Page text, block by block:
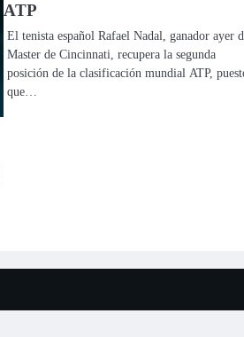
ATP
El tenista español Rafael Nadal, ganador ayer
Master de Cincinnati, recupera la segunda
posición de la clasificación mundial ATP,
que…